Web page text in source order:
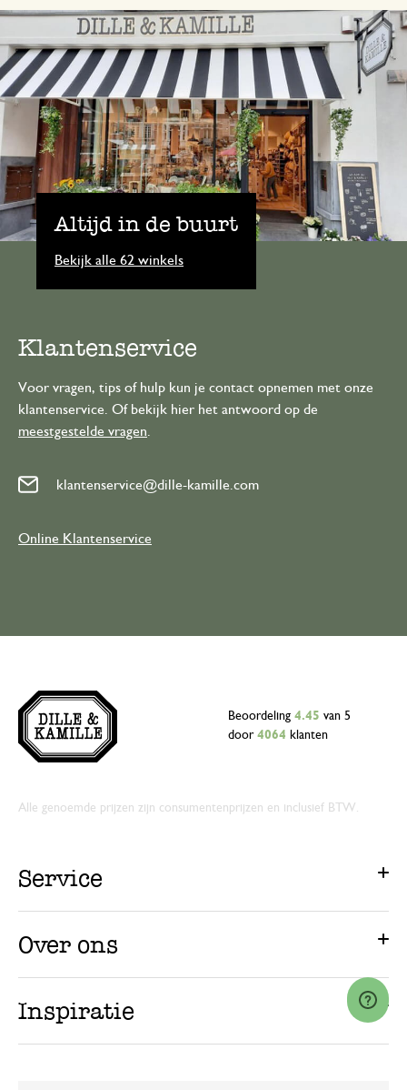
Altijd in de buurt
Bekijk alle 62 winkels
Klantenservice
Voor vragen, tips of hulp kun je contact opnemen met onze
klantenservice. Of bekijk hier het antwoord op de
meestgestelde vragen
klantenservice@dille-kamille.com
Online Klantenservice
Beoordeling 4.45 van 5
door 4064 klanten
Alle genoemde prijzen zijn consumentenprijzen en inclusief BTW.
Service
Over ons
Inspiratie